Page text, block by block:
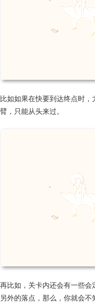
比如如果在快要到达终点时
臂，只能从头来过。
再比如，关卡内还会有一些
另外的落点，那么，你就会不